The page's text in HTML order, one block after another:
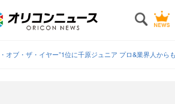
オブ・ザ・イヤー”1位に千原ジュニア プロ&業界人から